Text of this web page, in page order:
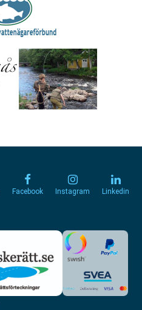
Facebook Instagram Linkedin